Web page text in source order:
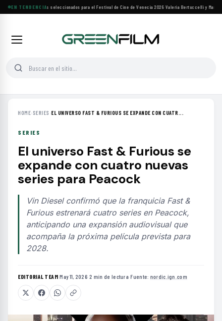
EN TENDENCIA
Siete filmes árabes seleccionados para el Festival de Cine de Venecia 2026·Valeria Bertuccelli y Martín
HOME› SERIES ›EL UNIVERSO FAST & FURIOUS SE EXPANDE CON CUATR...
SERIES
El universo Fast & Furious se
expande con cuatro nuevas
series para Peacock
Vin Diesel confirmó que la franquicia Fast &
Furious estrenará cuatro series en Peacock,
anticipando una expansión audiovisual que
acompaña la próxima película prevista para
2028.
EDITORIAL TEAM·May 11, 2026·2 min de lectura·Fuente: nordic.ign.com